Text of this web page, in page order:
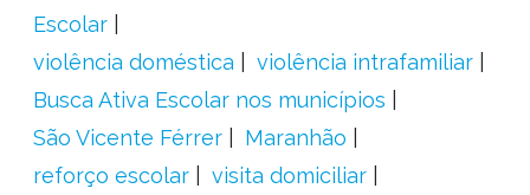
Escolar
violência doméstica
violência intrafamiliar
Busca Ativa Escolar nos municípios
São Vicente Férrer
Maranhão
reforço escolar
visita domiciliar